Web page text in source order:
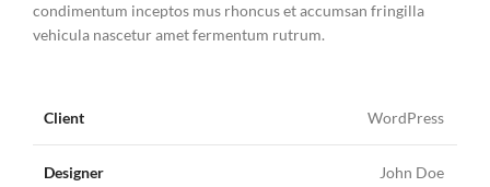
condimentum inceptos mus rhoncus et accumsan fringilla
vehicula nascetur amet fermentum rutrum.
Client WordPress
Designer John Doe